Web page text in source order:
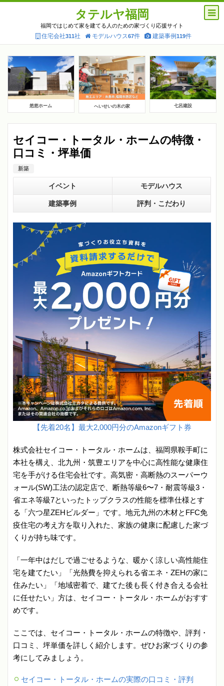
タテルヤ福岡
福岡ではじめて家を建てる人のための家づくり応援サイト
住宅会社311社 モデルハウス67件 建築事例119件
悠悠ホーム へいせいの木の家 七呂建設
セイコー・トータル・ホームの特徴・
口コミ・坪単価
新築
イベント モデルハウス
建築事例 評判・こだわり
【先着20名】最大2,000円分のAmazonギフト券
株式会社セイコー・トータル・ホームは、福岡県鞍手町に
本社を構え、北九州・筑豊エリアを中心に高性能な健康住
宅を手がける住宅会社です。高気密・高断熱のスーパーウ
ォール(SW)工法の認定店で、断熱等級6〜7・耐震等級3・
省エネ等級7といったトップクラスの性能を標準仕様とす
る「六つ星ZEHビルダー」です。地元九州の木材とFFC免
疫住宅の考え方を取り入れた、家族の健康に配慮した家づ
くりが持ち味です。
「一年中はだしで過ごせるような、暖かく涼しい高性能住
宅を建てたい」「光熱費を抑えられる省エネ・ZEHの家に
住みたい」「地域密着で、建てた後も長く付き合える会社
に任せたい」方は、セイコー・トータル・ホームがおすす
めです。
ここでは、セイコー・トータル・ホームの特徴や、評判・
口コミ、坪単価を詳しく紹介します。ぜひお家づくりの参
考にしてみましょう。
セイコー・トータル・ホームの実際の口コミ・評判